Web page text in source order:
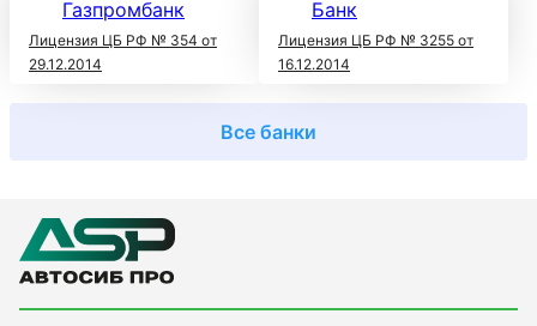
Лицензия ЦБ РФ № 354 от
29.12.2014
Лицензия ЦБ РФ № 3255 от
16.12.2014
Все банки